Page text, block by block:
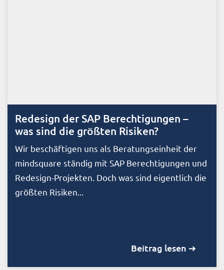
Redesign der SAP Berechtigungen –
was sind die größten Risiken?
Wir beschäftigen uns als Beratungseinheit der
mindsquare ständig mit SAP Berechtigungen und
Redesign-Projekten. Doch was sind eigentlich die
größten Risiken...
Beitrag lesen ➔